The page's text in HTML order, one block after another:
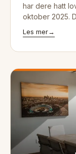
har dere hatt
oktober 2025.
Les mer→